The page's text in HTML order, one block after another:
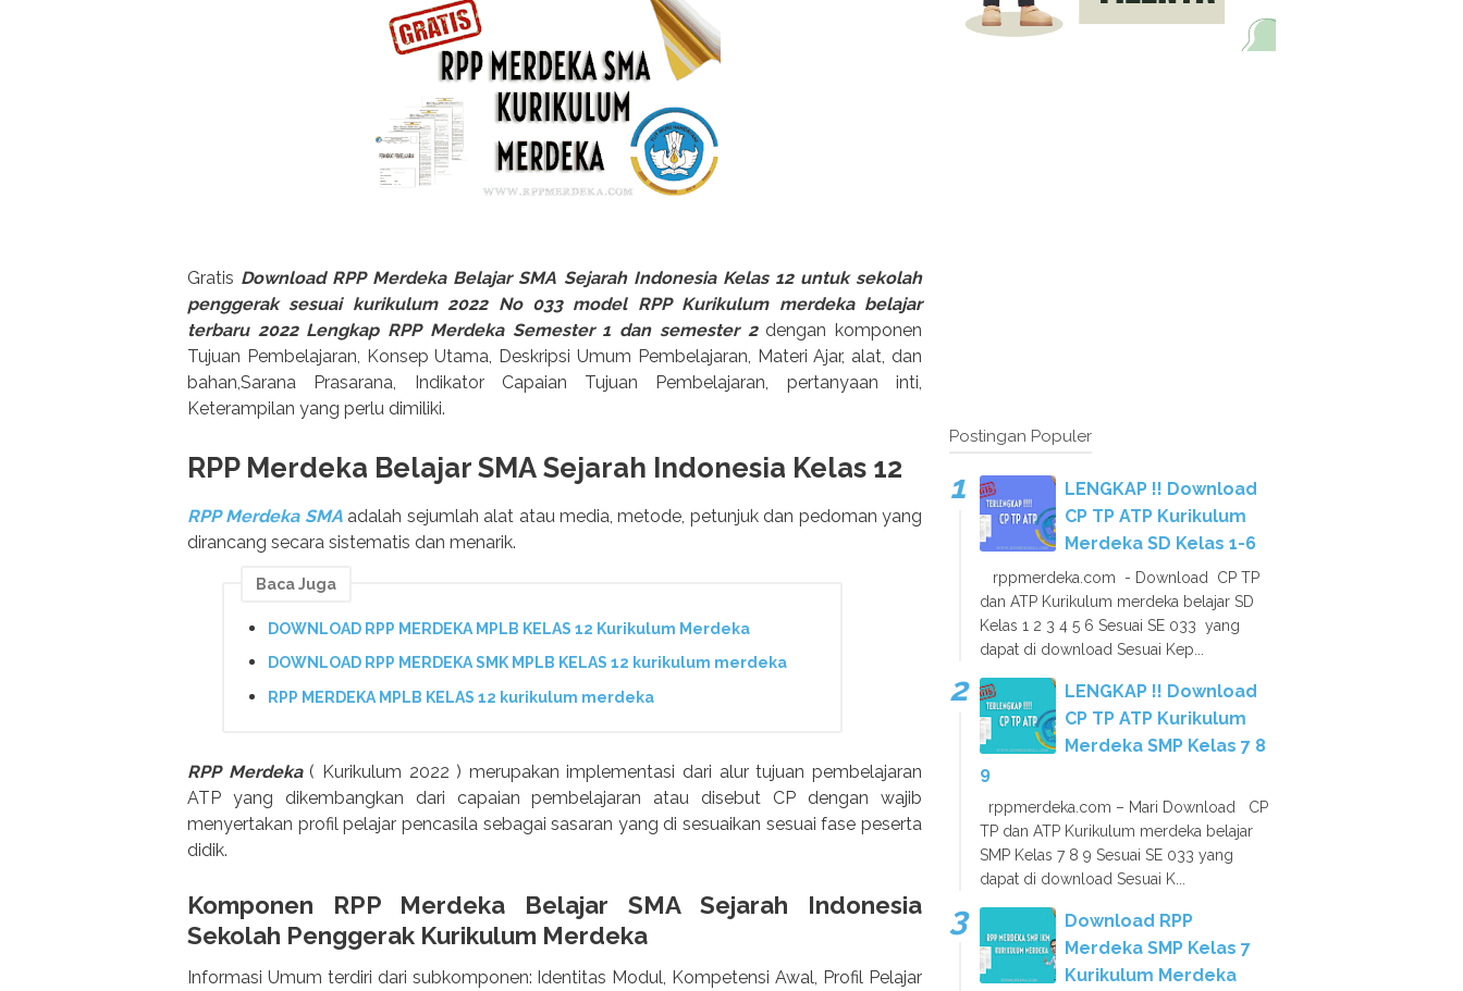
Gratis Download RPP Merdeka Belajar SMA Sejarah Indonesia Kelas 12 untuk sekolah
penggerak sesuai kurikulum 2022 No 033 model RPP Kurikulum merdeka belajar
terbaru 2022 Lengkap RPP Merdeka Semester 1 dan semester 2dengan komponen
Tujuan Pembelajaran, Konsep Utama, Deskripsi Umum Pembelajaran, Materi Ajar, alat, dan
bahan,Sarana Prasarana, Indikator Capaian Tujuan Pembelajaran, pertanyaan inti,
Keterampilan yang perlu dimiliki.
RPP Merdeka Belajar SMA Sejarah Indonesia Kelas 12
RPP Merdeka SMA adalah sejumlah alat atau media, metode, petunjuk dan pedoman yang
dirancang secara sistematis dan menarik.
Baca Juga
DOWNLOAD RPP MERDEKA MPLB KELAS 12 Kurikulum Merdeka
DOWNLOAD RPP MERDEKA SMK MPLB KELAS 12 kurikulum merdeka
RPP MERDEKA MPLB KELAS 12 kurikulum merdeka
RPP Merdeka( Kurikulum 2022 ) merupakan implementasi dari alur tujuan pembelajaran
ATP yang dikembangkan dari capaian pembelajaran atau disebut CP dengan wajib
menyertakan profil pelajar pencasila sebagai sasaran yang di sesuaikan sesuai fase peserta
didik.
Komponen RPP Merdeka Belajar SMASejarah Indonesia
Sekolah Penggerak Kurikulum Merdeka
Informasi Umum terdiri dari subkomponen: Identitas Modul, Kompetensi Awal, Profil Pelajar
Postingan Populer
LENGKAP !! Download
CP TP ATP Kurikulum
Merdeka SD Kelas 1-6
rppmerdeka.com - Download CP TP
dan ATP Kurikulum merdeka belajar SD
Kelas 1 2 3 4 5 6 Sesuai SE 033 yang
dapat di download Sesuai Kep...
LENGKAP !! Download
CP TP ATP Kurikulum
Merdeka SMP Kelas 7 8
9
rppmerdeka.com – Mari Download CP
TP dan ATP Kurikulum merdeka belajar
SMP Kelas 7 8 9 Sesuai SE 033 yang
dapat di download Sesuai K...
Download RPP
Merdeka SMP Kelas 7
Kurikulum Merdeka